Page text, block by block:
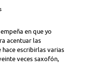
en que yo
acentuar las
escribirlas varias
veces saxofón,